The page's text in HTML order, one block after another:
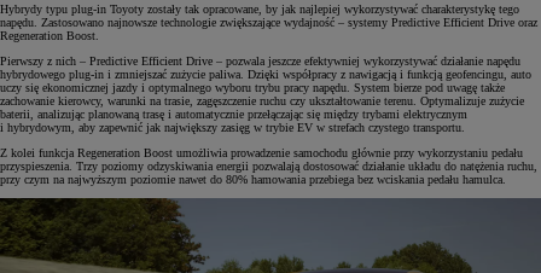
Hybrydy typu plug-in Toyoty zostały tak opracowane, by jak najlepiej wykorzystywać charakterystykę tego
napędu. Zastosowano najnowsze technologie zwiększające wydajność – systemy Predictive Efficient Drive oraz
Regeneration Boost.
Pierwszy z nich – Predictive Efficient Drive – pozwala jeszcze efektywniej wykorzystywać działanie napędu
hybrydowego plug-in i zmniejszać zużycie paliwa. Dzięki współpracy z nawigacją i funkcją geofencingu, auto
uczy się ekonomicznej jazdy i optymalnego wyboru trybu pracy napędu. System bierze pod uwagę także
zachowanie kierowcy, warunki na trasie, zagęszczenie ruchu czy ukształtowanie terenu. Optymalizuje zużycie
baterii, analizując planowaną trasę i automatycznie przełączając się między trybami elektrycznym
i hybrydowym, aby zapewnić jak największy zasięg w trybie EV w strefach czystego transportu.
Z kolei funkcja Regeneration Boost umożliwia prowadzenie samochodu głównie przy wykorzystaniu pedału
przyspieszenia. Trzy poziomy odzyskiwania energii pozwalają dostosować działanie układu do natężenia ruchu,
przy czym na najwyższym poziomie nawet do 80% hamowania przebiega bez wciskania pedału hamulca.